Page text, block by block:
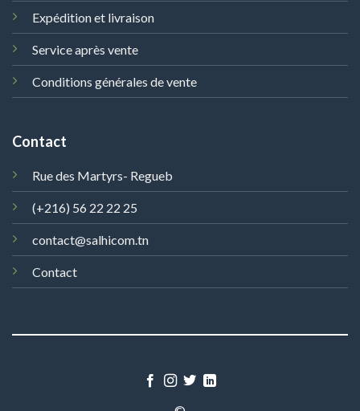
Expédition et livraison
Service après vente
Conditions générales de vente
Contact
Rue des Martyrs- Regueb
(+216) 56 22 22 25
contact@salhicom.tn
Contact